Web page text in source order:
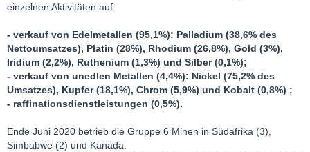
einzelnen Aktivitäten auf:
- verkauf von Edelmetallen (95,1%): Palladium (38,6% des
Nettoumsatzes), Platin (28%), Rhodium (26,8%), Gold (3%),
Iridium (2,2%), Ruthenium (1,3%) und Silber (0,1%);
- verkauf von unedlen Metallen (4,4%): Nickel (75,2% des
Umsatzes), Kupfer (18,1%), Chrom (5,9%) und Kobalt (0,8%) ;
- raffinationsdienstleistungen (0,5%).
Ende Juni 2020 betrieb die Gruppe 6 Minen in Südafrika (3),
Simbabwe (2) und Kanada.